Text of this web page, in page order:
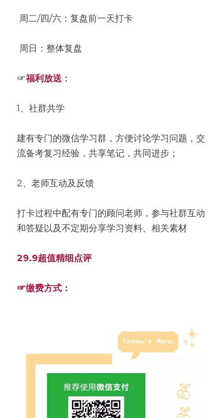
周二/四/六：复盘前一天打卡
周日：整体复盘
☞福利放送 ：
1、社群共学
建有专门的微信学习群，方便讨论学习问题，交
流备考复习经验，共享笔记，共同进步；
2、老师互动及反馈
打卡过程中配有专门的顾问老师，参与社群互动
和答疑以及不定期分享学习资料、相关素材
29.9超值精细点评
☞缴费方式：